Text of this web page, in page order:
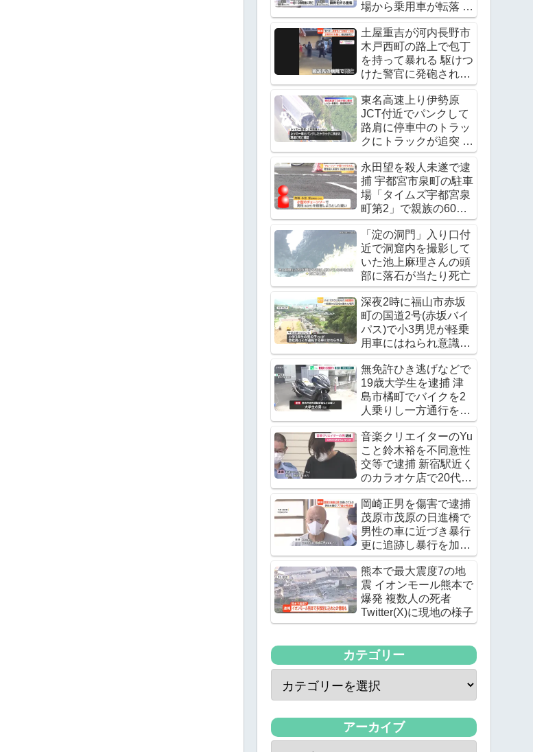
場から乗用車が転落 運
転手の飯田諭さんが死
亡 Twitter(X)に現地の
様子
土屋重吉が河内長野市
木戸西町の路上で包丁
を持って暴れる 駆けつ
けた警官に発砲され死
亡
東名高速上り伊勢原
JCT付近でパンクして
路肩に停車中のトラッ
クにトラックが追突 レ
ッカー作業中の上村貴
重さんが死亡
Twitter(X)に現地の様子
永田望を殺人未遂で逮
捕 宇都宮市泉町の駐車
場「タイムズ宇都宮泉
町第2」で親族の60代
男性の腹をチェーンソ
ーで刺す
「淀の洞門」入り口付
近で洞窟内を撮影して
いた池上麻理さんの頭
部に落石が当たり死亡
深夜2時に福山市赤坂
町の国道2号(赤坂バイ
パス)で小3男児が軽乗
用車にはねられ意識不
明の重体
無免許ひき逃げなどで
19歳大学生を逮捕 津
島市橘町でバイクを2
人乗りし一方通行を逆
走 ワンボックスカーと
衝突し逃走
音楽クリエイターのYu
こと鈴木裕を不同意性
交等で逮捕 新宿駅近く
のカラオケ店で20代の
女優の下半身を触る
岡崎正男を傷害で逮捕
茂原市茂原の日進橋で
男性の車に近づき暴行
更に追跡し暴行を加え
る
熊本で最大震度7の地
震 イオンモール熊本で
爆発 複数人の死者
Twitter(X)に現地の様子
カテゴリー
アーカイブ